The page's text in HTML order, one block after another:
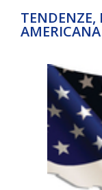
TENDENZE,
AMERICANA